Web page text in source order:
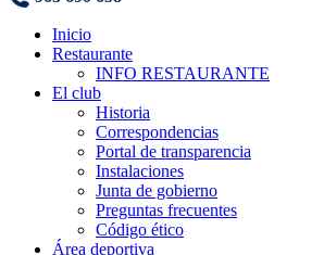
Inicio
Restaurante
INFO RESTAURANTE
El club
Historia
Correspondencias
Portal de transparencia
Instalaciones
Junta de gobierno
Preguntas frecuentes
Código ético
Área deportiva